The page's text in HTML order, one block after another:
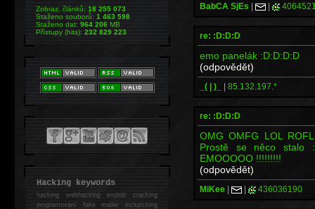
BabCA SjEs | |
re: :D:D:D
emo panelák :D:D:D:D
(odpovědět)
_( | )_ | 85.132.197.*
re: :D:D:D
OMG OMFG LOL
Prostě se něco stalo
EMOOOOO !!!!!!!!!
(odpovědět)
MiKee | | 436036190
Zobraz. článků:18 255 073
Staženo souborů:1 463 598
Staženo dat:964 206MB
Přístupy (hits):232 829 223
Hacking keywords
hackingwebhacking exploit cracking
programování fake mailer lockpicking